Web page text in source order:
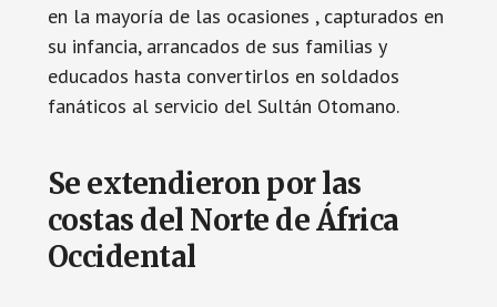
en la mayoría de las ocasiones , capturados en
su infancia, arrancados de sus familias y
educados hasta convertirlos en soldados
fanáticos al servicio del Sultán Otomano.
Se extendieron por las
costas del Norte de África
Occidental